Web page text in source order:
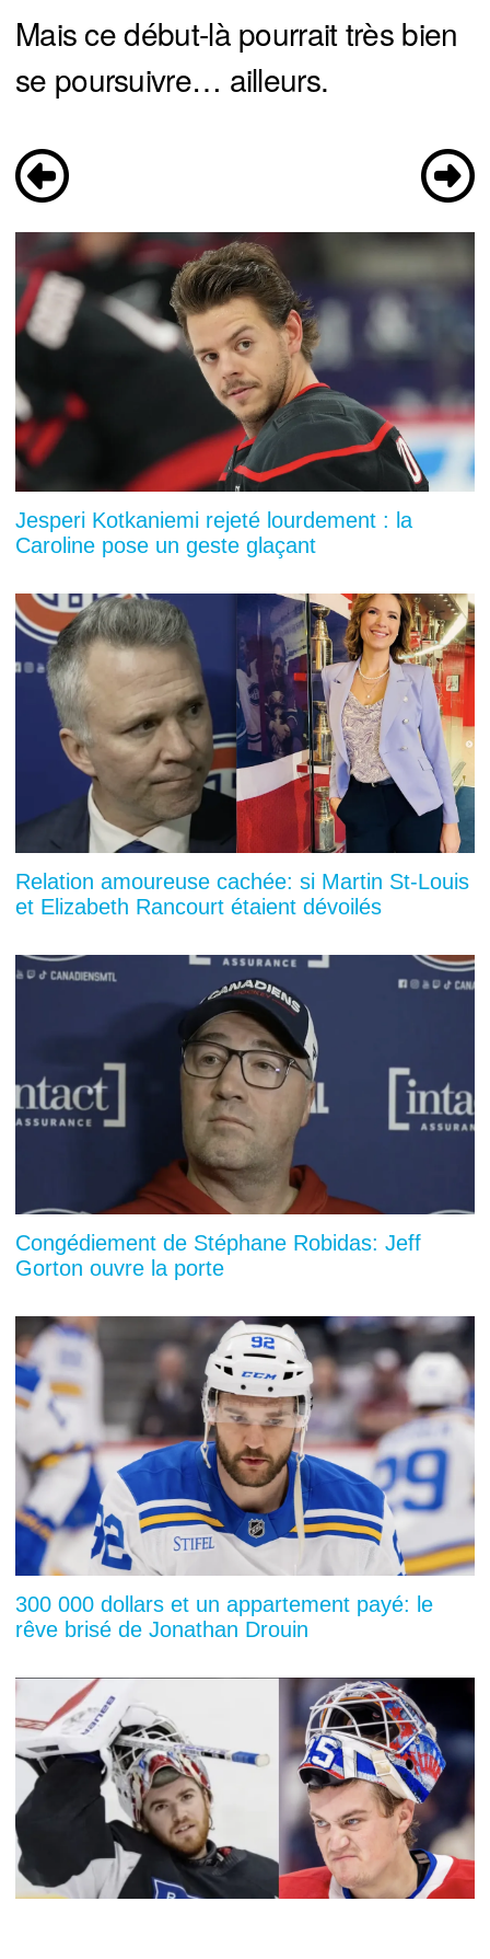
Mais ce début-là pourrait très bien
se poursuivre… ailleurs.
Jesperi Kotkaniemi rejeté lourdement : la
Caroline pose un geste glaçant
Relation amoureuse cachée: si Martin St-Louis
et Elizabeth Rancourt étaient dévoilés
Congédiement de Stéphane Robidas: Jeff
Gorton ouvre la porte
300 000 dollars et un appartement payé: le
rêve brisé de Jonathan Drouin